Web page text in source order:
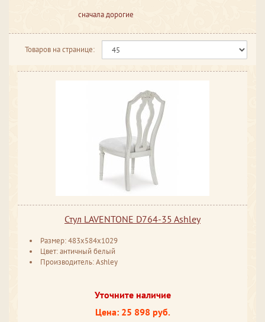
сначала дорогие
Товаров на странице:
Стул LAVENTONE D764-35 Ashley
Размер: 483x584x1029
Цвет: античный белый
Производитель: Ashley
Уточните наличие
Цена: 25 898 руб.